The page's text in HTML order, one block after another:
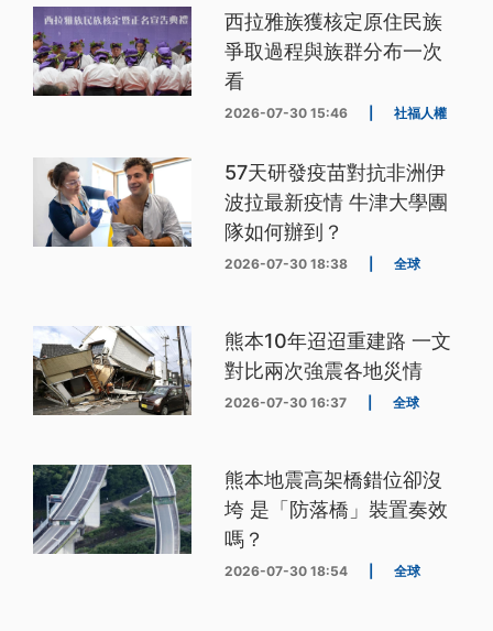
西拉雅族獲核定原住民族
爭取過程與族群分布一次
看
2026-07-30 15:46 社福人權
57天研發疫苗對抗非洲伊
波拉最新疫情 牛津大學團
隊如何辦到？
2026-07-30 18:38 全球
熊本10年迢迢重建路 一文
對比兩次強震各地災情
2026-07-30 16:37 全球
熊本地震高架橋錯位卻沒
垮 是「防落橋」裝置奏效
嗎？
2026-07-30 18:54 全球